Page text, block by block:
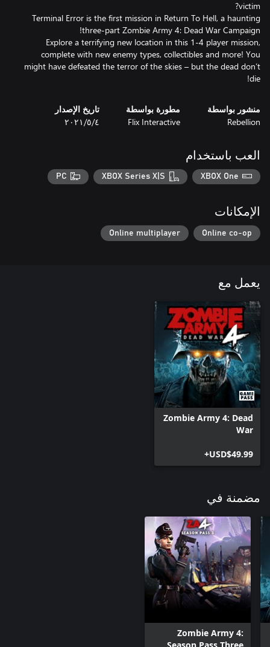
Terminal Error is the first mission in Return To Hell, a haunting
Explore a terrifying new location in this 1-4 player mission,
complete with new enemy types, collectibles and more! You
might have defeated the terror of the skies – but the dead don’t
die!
منشور بواسطة
Rebellion
مطورة بواسطة
Flix Interactive
تاريخ الإصدار
٤‏/٥‏/٢٠٢١
العب باستخدام
XBOX One
XBOX Series X|S
PC
الإمكانات
Online co-op
Online multiplayer
يعمل مع
Zombie Army 4: Dead
War
USD$49.99+
مضمنة في
Zombie Army 4: